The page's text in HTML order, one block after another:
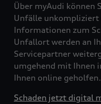
Über myAudi können
Unfälle unkompliziert
Informationen zum
Unfallort werden an
Servicepartner
umgehend mit Ihnen
Ihnen online
Schaden jetzt digital